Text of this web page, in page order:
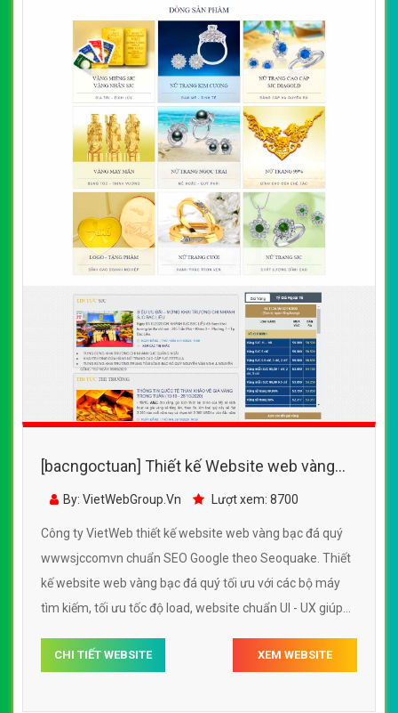
[bacngoctuan] Thiết kế Website web vàng
bạc đá quý - wwwsjccomvn
By: VietWebGroup.Vn Lượt xem: 8700
Công ty VietWeb thiết kế website web vàng bạc đá quý
wwwsjccomvn chuẩn SEO Google theo Seoquake. Thiết
kế website web vàng bạc đá quý tối ưu với các bộ máy
tìm kiếm, tối ưu tốc độ load, website chuẩn UI - UX giúp
đá quý wwwsjccomvn
CHI TIẾT WEBSITE XEM WEBSITE